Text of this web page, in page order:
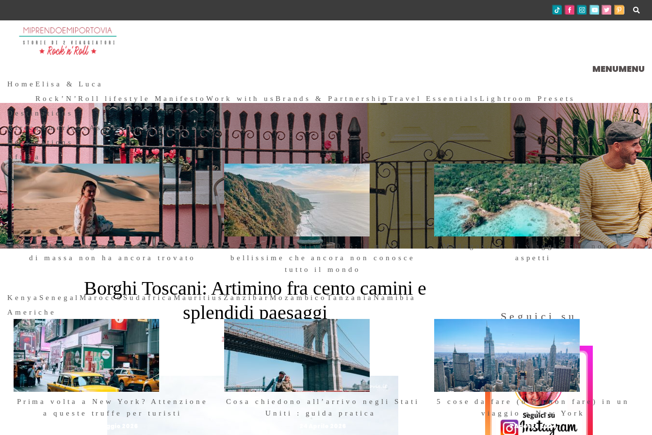
MENUMENU
Home Elisa & Luca
Rock’N’Roll lifestyle ManifestoWork with us Brands & Partnership Travel Essentials Lightroom Presets
Destinations
AfricaAmericheAsiaEuropaItaliaOceania
Destinations
Africa
Siwa: l’oasi egiziana che il turismo
di massa non ha ancora trovato
Vacanze estive 2026: 4 mete
bellissime che ancora non conosce
tutto il mondo
23 Giugno 2026
Madagascar: il viaggio che non ti
aspetti
Kenya SenegalMaroccoSudafrica Mauritius Zanzibar MozambicoTanzania Namibia
Americhe
Prima volta a New York? Attenzione
a queste truffe per turisti
Cosa chiedono all’arrivo negli Stati
Uniti : guida pratica
5 cose da fare (o da non fare) in un
viaggio a New York
7 Agosto 2024
Borghi Toscani: Artimino fra cento camini e
splendidi paesaggi
TOSCANA,TRAVEL
Facebook
Twitter
WhatsApp
Telegram
LinkedIn
Seguici su
Instagram